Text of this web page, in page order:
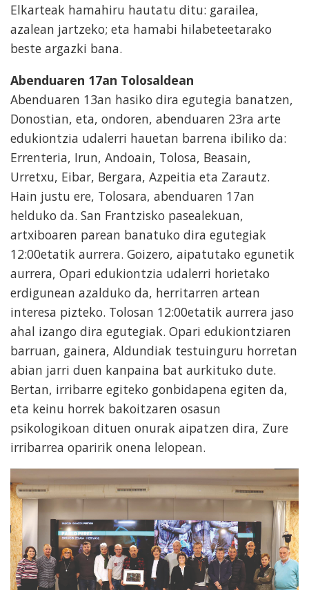
Elkarteak hamahiru hautatu ditu: garailea,
azalean jartzeko; eta hamabi hilabeteetarako
beste argazki bana.
Abenduaren 17an Tolosaldean
Abenduaren 13an hasiko dira egutegia banatzen,
Donostian, eta, ondoren, abenduaren 23ra arte
edukiontzia udalerri hauetan barrena ibiliko da:
Errenteria, Irun, Andoain, Tolosa, Beasain,
Urretxu, Eibar, Bergara, Azpeitia eta Zarautz.
Hain justu ere, Tolosara, abenduaren 17an
helduko da. San Frantzisko pasealekuan,
artxiboaren parean banatuko dira egutegiak
12:00etatik aurrera. Goizero, aipatutako egunetik
aurrera, Opari edukiontzia udalerri horietako
erdigunean azalduko da, herritarren artean
interesa pizteko. Tolosan 12:00etatik aurrera jaso
ahal izango dira egutegiak. Opari edukiontziaren
barruan, gainera, Aldundiak testuinguru horretan
abian jarri duen kanpaina bat aurkituko dute.
Bertan, irribarre egiteko gonbidapena egiten da,
eta keinu horrek bakoitzaren osasun
psikologikoan dituen onurak aipatzen dira, Zure
irribarrea oparirik onena lelopean.